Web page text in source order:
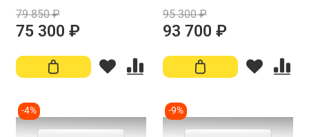
79 850 ₽
75 300 ₽
95 300 ₽
93 700 ₽
-4% -9%